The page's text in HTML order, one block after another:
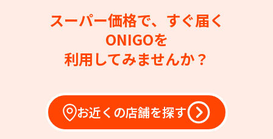
スーパー価格で、すぐ届く
ONIGOを
利用してみませんか？
お近くの店舗を探す